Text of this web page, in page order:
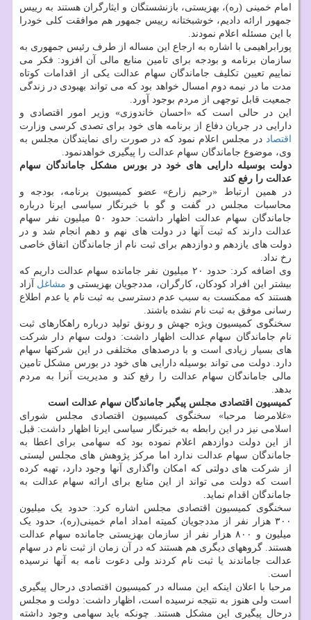
امام خمینی (ره)، بهزیستی، بازنشستگان و ایثارگران هستند به رییس
جمهور ارائه دادیم، خوشبختانه رییس جمهور هم موافقت کلی خودرا
با این مسئله اعلام نمودند.
پورابراهیمی با اشاره به ارجاع این مساله از طرف رئیس جمهوری به
سازمان برنامه و بودجه برای تامین منابع مالی آن افزود: فکر می
نماییم تعیین تکلیف جاماندگان سهام عدالت یکی از اقدامات کوتاه
مدت ما در نیمه دوم امسال خواهد بود که می تواند بهبودی در زندگی
جمعیت قابل توجهی از مردم بوجود آورد.
این در حالی است که «احسان خاندوزی» وزیر امور اقتصادی و
دارایی در جریان دفاع از برنامه های خود برای تصدی کرسی وزارت
اقتصاد در مجلس اعلام نمود که در صورت رای نمایندگان مجلس به
وی، موضوع جاماندگان سهام عدالت را پیگیری خواهدنمود.
دولت بوسیله دارایی های خود در بورس مشکل جاماندگان سهام
عدالت را رفع کند
در همین ارتباط «رحیم زارع» عضو کمیسیون برنامه، بودجه و
محاسبات مجلس در گفت و گو با خبرنگار سیاسی ایرنا درباره
جاماندگان سهام عدالت اظهار داشت: حدود ۵۰ میلیون نفر سهام
عدالت دارند که ثبت آنها در دولت های نهم و دهم انجام شد و در
دولت های یازدهم و دوازدهم برای ثبت نام از جاماندگان اتفاق خاصی
رخ نداد.
وی اضافه کرد: حدود ۲۰ میلیون نفر جامانده سهام عدالت داریم که
بیشتر این افراد کودکان، کارگران، مددجویان بهزیستی و مشاغل آزاد
هستند که ممکنست به سبب عدم دسترسی به ثبت نام یا عدم اطلاع
رسانی موفق به ثبت نام نشده باشند.
سخنگوی کمیسیون ویژه جهش و رونق تولید درباره راهکارهای ثبت
نام جاماندگان سهام عدالت اظهار داشت: دولت سهام دار شرکت
های بسیار زیادی است و با درصدهای مختلفی در این شرکتها سهام
دارد. دولت می تواند بوسیله دارایی های خود در بورس مشکل تامین
مالی جاماندگان سهام عدالت را رفع کند و مدیریت آنرا به مردم
بدهد.
کمیسیون اقتصادی مجلس پیگیر جاماندگان سهام عدالت است
«غلامرضا مرحبا» سخنگوی کمیسیون اقتصادی مجلس شورای
اسلامی نیز در این رابطه به خبرنگار سیاسی ایرنا اظهار داشت: قبل
از این دولت دوازدهم اعلام نموده بود که سهامی برای اعطا به
جاماندگان سهام عدالت ندارد اما مرکز پژوهش های مجلس لیستی
از شرکت های دولتی که امکان واگذاری آنها وجود دارد، تهیه کرده
است که دولت می تواند از این منابع برای ارائه سهام عدالت به
جاماندگان اقدام نماید.
سخنگوی کمیسیون اقتصادی مجلس اشاره کرد: حدود یک میلیون
۳۰۰ هزار نفر از مددجویان کمیته امداد امام خمینی(ره)، حدود یک
میلیون و ۸۰۰ هزار نفر از سازمان بهزیستی جامانده سهام عدالت
هستند. گروههای دیگری هم هستند که در آن زمان از ثبت نام در سهام
عدالت جاماندند یا ثبت نام کردند ولی دعوت نامه به آنها نرسیده
است.
مرحبا با اعلان اینکه این مساله در کمیسیون اقتصادی درحال پیگیری
است ولی هنوز به نتیجه نرسیده است، اظهار داشت: دولت و مجلس
درحال پیگیری این مشکل هستند. چونکه باید سهامی وجود داشته